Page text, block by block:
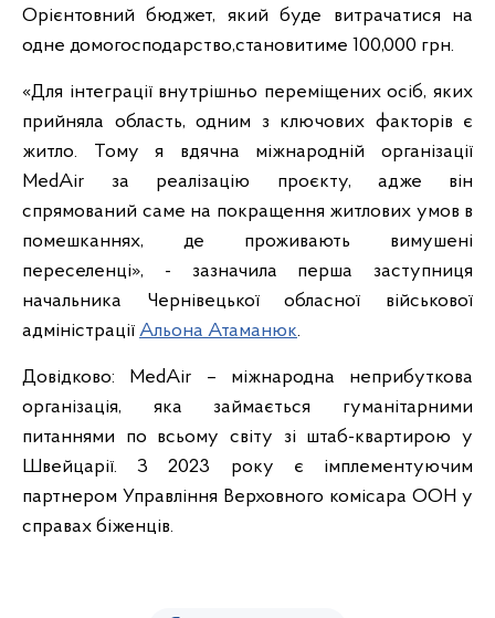
Орієнтовний бюджет, який буде витрачатися на
одне домогосподарство,становитиме 100,000 грн.
«Для інтеграції внутрішньо переміщених осіб, яких
прийняла область, одним з ключових факторів є
житло. Тому я вдячна міжнародній організації
MedAir за реалізацію проєкту, адже він
спрямований саме на покращення житлових умов в
помешканнях, де проживають вимушені
переселенці», - зазначила перша заступниця
начальника Чернівецької обласної військової
адміністрації Альона Атаманюк.
Довідково: MedAir – міжнародна неприбуткова
організація, яка займається гуманітарними
питаннями по всьому світу зі штаб-квартирою у
Швейцарії. З 2023 року є імплементуючим
партнером Управління Верховного комісара ООН у
справах біженців.